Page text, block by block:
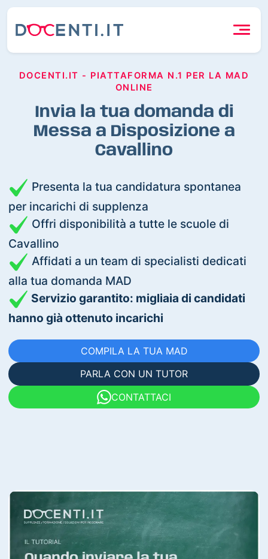
DOCENTI.IT - PIATTAFORMA N.1 PER LA MAD
ONLINE
Invia la tua domanda di
Messa a Disposizione a
Cavallino
Presenta la tua candidatura spontanea
per incarichi di supplenza
Offri disponibilità a tutte le scuole di
Cavallino
Affidati a un team di specialisti dedicati
alla tua domanda MAD
Servizio garantito: migliaia di candidati
hanno già ottenuto incarichi
COMPILA LA TUA MAD
PARLA CON UN TUTOR
CONTATTACI